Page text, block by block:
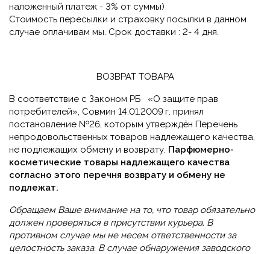
наложенный платеж - 3% от суммы)
Стоимость пересылки и страховку посылки в данном
случае оплачивам мы. Срок доставки : 2- 4 дня.
ВОЗВРАТ ТОВАРА
В соответствие с Законом РБ «О защите прав
потребителей», Совмин 14.01.2009 г. принял
постановление №26, которым утверждён Перечень
непродовольственных товаров надлежащего качества,
не подлежащих обмену и возврату. Парфюмерно-
косметические товары надлежащего качества
согласно этого перечня возврату и обмену не
подлежат.
Обращаем Ваше внимание на то, что товар обязательно
должен проверяться в присутствии курьера. В
противном случае мы не несем ответственности за
целостность заказа. В случае обнаружения заводского